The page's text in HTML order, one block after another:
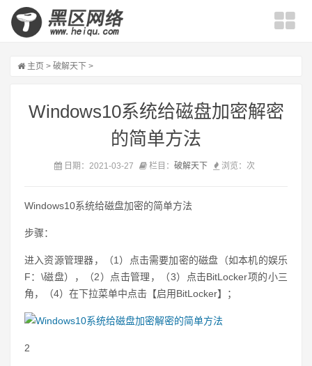
主页 > 破解天下 >
Windows10系统给磁盘加密解密
的简单方法
日期：2021-03-27 栏目： 破解天下 浏览： 次
Windows10系统给磁盘加密的简单方法
步骤：
进入资源管理器，（1）点击需要加密的磁盘（如本机的娱乐
F：\磁盘），（2）点击管理，（3）点击BitLocker项的小三
角，（4）在下拉菜单中点击【启用BitLocker】；
2